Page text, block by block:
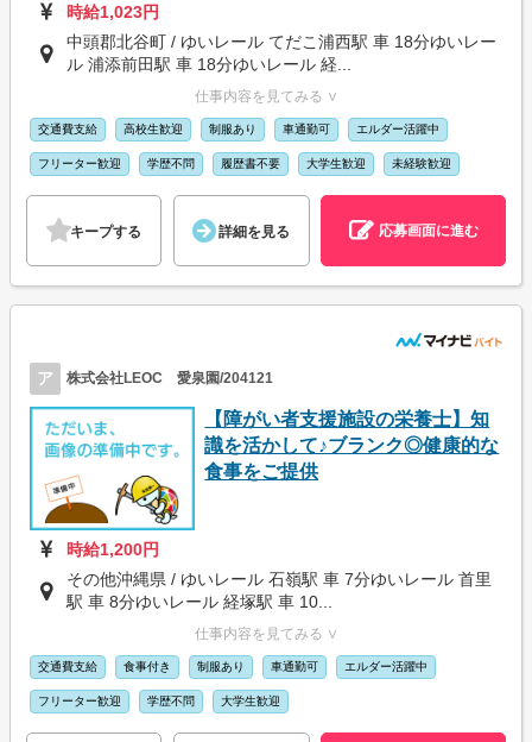
時給1,023円
中頭郡北谷町 / ゆいレール てだこ浦西駅 車 18分ゆいレー
ル 浦添前田駅 車 18分ゆいレール 経...
仕事内容を見てみる ∨
交通費支給 高校生歓迎 制服あり 車通勤可 エルダー活躍中
フリーター歓迎 学歴不問 履歴書不要 大学生歓迎 未経験歓迎
キープする 詳細を見る 応募画面に進む
ア 株式会社LEOC 愛泉園/204121
【障がい者支援施設の栄養士】知
識を活かして♪ブランク◎健康的な
食事をご提供
時給1,200円
その他沖縄県 / ゆいレール 石嶺駅 車 7分ゆいレール 首里
駅 車 8分ゆいレール 経塚駅 車 10...
仕事内容を見てみる ∨
交通費支給 食事付き 制服あり 車通勤可 エルダー活躍中
フリーター歓迎 学歴不問 大学生歓迎